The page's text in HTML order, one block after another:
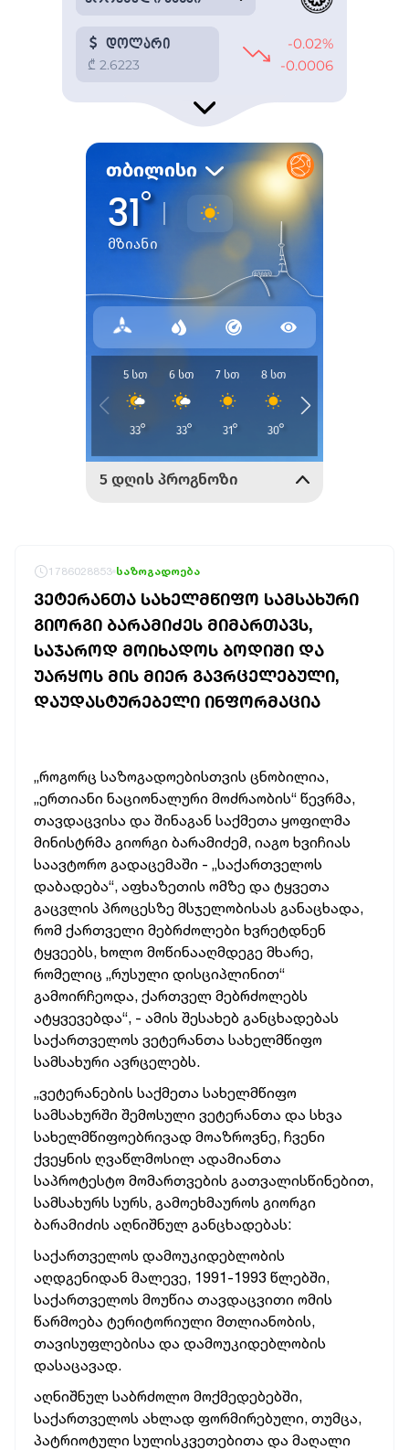
1786028853 საზოგადოება
ᲕᲔᲢᲔᲠᲐᲜᲗᲐ ᲡᲐᲮᲔᲚᲛᲬᲘᲤᲝ ᲡᲐᲛᲡᲐᲮᲣᲠᲘ
ᲒᲘᲝᲠᲒᲘ ᲑᲐᲠᲐᲛᲘᲫᲔᲡ ᲛᲘᲛᲐᲠᲗᲐᲕᲡ,
ᲡᲐᲯᲐᲠᲝᲓ ᲛᲝᲘᲮᲐᲓᲝᲡ ᲑᲝᲓᲘᲨᲘ ᲓᲐ
ᲣᲐᲠᲧᲝᲡ ᲛᲘᲡ ᲛᲘᲔᲠ ᲒᲐᲕᲠᲪᲔᲚᲔᲑᲣᲚᲘ,
ᲓᲐᲣᲓᲐᲡᲢᲣᲠᲔᲑᲔᲚᲘ ᲘᲜᲤᲝᲠᲛᲐᲪᲘᲐ
„როგორც საზოგადოებისთვის ცნობილია,
„ერთიანი ნაციონალური მოძრაობის“ წევრმა,
თავდაცვისა და შინაგან საქმეთა ყოფილმა
მინისტრმა გიორგი ბარამიძემ, იაგო ხვიჩიას
საავტორო გადაცემაში - „საქართველოს
დაბადება“, აფხაზეთის ომზე და ტყვეთა
გაცვლის პროცესზე მსჯელობისას განაცხადა,
რომ ქართველი მებრძოლები ხვრეტდნენ
ტყვეებს, ხოლო მოწინააღმდეგე მხარე,
რომელიც „რუსული დისციპლინით“
გამოირჩეოდა, ქართველ მებრძოლებს
ატყვევებდა“, - ამის შესახებ განცხადებას
საქართველოს ვეტერანთა სახელმწიფო
სამსახური ავრცელებს.
„ვეტერანების საქმეთა სახელმწიფო
სამსახურში შემოსული ვეტერანთა და სხვა
სახელმწიფოებრივად მოაზროვნე, ჩვენი
ქვეყნის ღვაწლმოსილ ადამიანთა
საპროტესტო მომართვების გათვალისწინებით,
სამსახურს სურს, გამოეხმაუროს გიორგი
ბარამიძის აღნიშნულ განცხადებას:
საქართველოს დამოუკიდებლობის
აღდგენიდან მალევე, 1991-1993 წლებში,
საქართველოს მოუწია თავდაცვითი ომის
წარმოება ტერიტორიული მთლიანობის,
თავისუფლებისა და დამოუკიდებლობის
დასაცავად.
აღნიშნულ საბრძოლო მოქმედებებში,
საქართველოს ახლად ფორმირებული, თუმცა,
პატრიოტული სულისკვეთებითა და მაღალი